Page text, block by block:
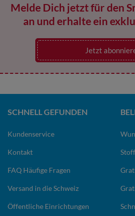
Melde Dich jetzt für den
an und erhalte ein
Jetzt
SCHNELL GEFUNDEN
Kundenservice
Kontakt
FAQ Häufige Fragen
Versand in die Schweiz
Öffentliche Einrichtungen